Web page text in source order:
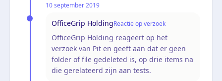
10 september 2019
OfficeGrip HoldingReactie op verzoek
OfficeGrip Holding reageert op het
verzoek van Pit en geeft aan dat er geen
folder of file gedeleted is, op drie items na
die gerelateerd zijn aan tests.